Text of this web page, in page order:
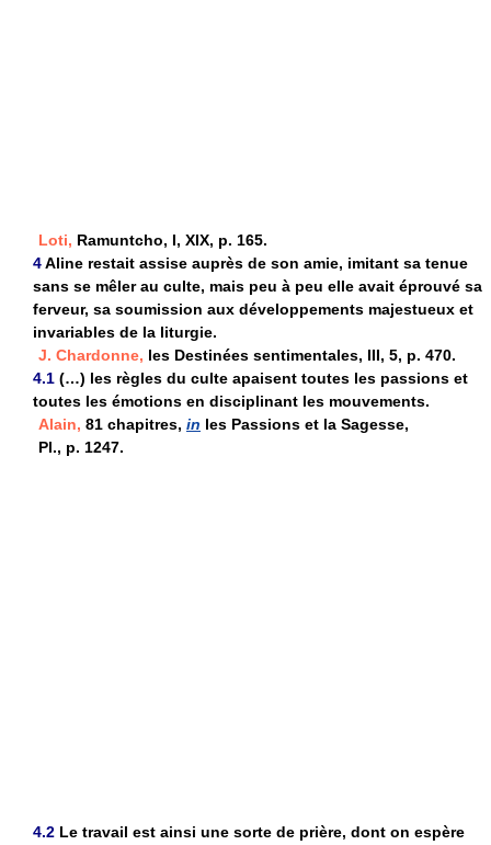
Loti, Ramuntcho, I, XIX, p. 165.
4Aline restait assise auprès de son amie, imitant sa tenue
sans se mêler au culte, mais peu à peu elle avait éprouvé sa
ferveur, sa soumission aux développements majestueux et
invariables de la liturgie.
J. Chardonne, les Destinées sentimentales, III, 5, p. 470.
4.1 (…) les règles du culte apaisent toutes les passions et
toutes les émotions en disciplinant les mouvements.
Alain, 81 chapitres, in les Passions et la Sagesse,
Pl., p. 1247.
4.2 Le travail est ainsi une sorte de prière, dont on espère